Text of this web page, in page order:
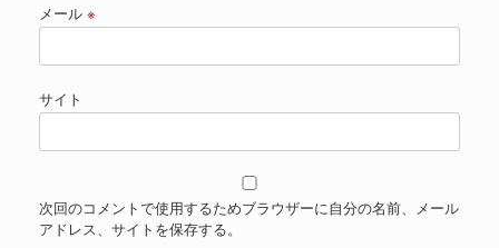
メール ※
サイト
次回のコメントで使用するためブラウザーに自分の名前、メール
アドレス、サイトを保存する。